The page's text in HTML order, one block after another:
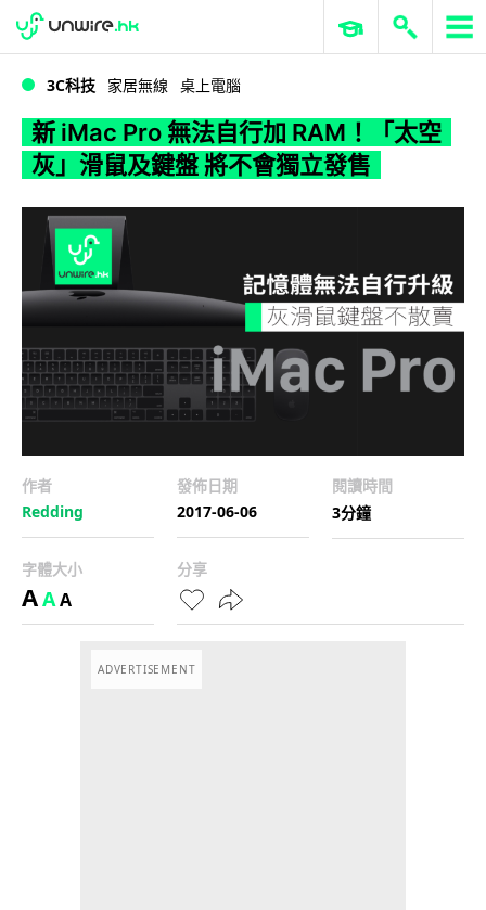
WWDC 2026 ERP 與商業 AI
3C科技 家居無線 桌上電腦
新 iMac Pro 無法自行加 RAM！「太空
灰」滑鼠及鍵盤 將不會獨立發售
作者
Redding
發佈日期
2017-06-06
閱讀時間
3分鐘
字體大小
AAA
分享
ADVERTISEMENT